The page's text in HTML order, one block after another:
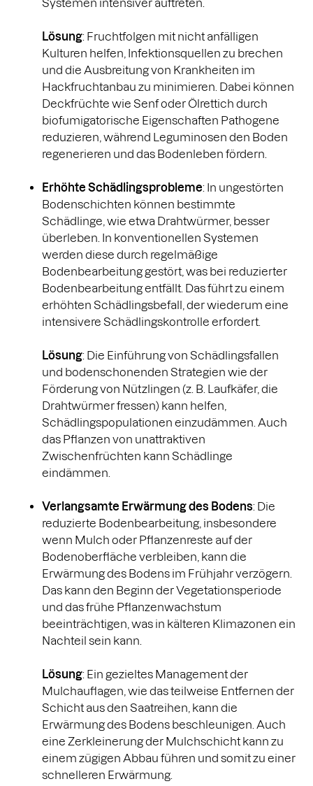
Systemen intensiver auftreten.
Lösung: Fruchtfolgen mit nicht anfälligen
Kulturen helfen, Infektionsquellen zu brechen
und die Ausbreitung von Krankheiten im
Hackfruchtanbau zu minimieren. Dabei können
Deckfrüchte wie Senf oder Ölrettich durch
biofumigatorische Eigenschaften Pathogene
reduzieren, während Leguminosen den Boden
regenerieren und das Bodenleben fördern.
Erhöhte Schädlingsprobleme: In ungestörten
Bodenschichten können bestimmte
Schädlinge, wie etwa Drahtwürmer, besser
überleben. In konventionellen Systemen
werden diese durch regelmäßige
Bodenbearbeitung gestört, was bei reduzierter
Bodenbearbeitung entfällt. Das führt zu einem
erhöhten Schädlingsbefall, der wiederum eine
intensivere Schädlingskontrolle erfordert.
Lösung: Die Einführung von Schädlingsfallen
und bodenschonenden Strategien wie der
Förderung von Nützlingen (z. B. Laufkäfer, die
Drahtwürmer fressen) kann helfen,
Schädlingspopulationen einzudämmen. Auch
das Pflanzen von unattraktiven
Zwischenfrüchten kann Schädlinge
eindämmen.
Verlangsamte Erwärmung des Bodens: Die
reduzierte Bodenbearbeitung, insbesondere
wenn Mulch oder Pflanzenreste auf der
Bodenoberfläche verbleiben, kann die
Erwärmung des Bodens im Frühjahr verzögern.
Das kann den Beginn der Vegetationsperiode
und das frühe Pflanzenwachstum
beeinträchtigen, was in kälteren Klimazonen ein
Nachteil sein kann.
Lösung: Ein gezieltes Management der
Mulchauflagen, wie das teilweise Entfernen der
Schicht aus den Saatreihen, kann die
Erwärmung des Bodens beschleunigen. Auch
eine Zerkleinerung der Mulchschicht kann zu
einem zügigen Abbau führen und somit zu einer
schnelleren Erwärmung.